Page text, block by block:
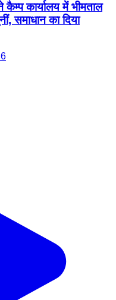
कार्यालय में भीमताल
समाधान का दिया